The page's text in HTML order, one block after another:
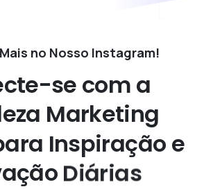
no Nosso Instagram!
se com a
Marketing
Inspiração e
Diárias